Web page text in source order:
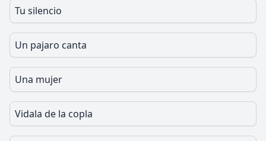
Tu silencio
Un pajaro canta
Una mujer
Vidala de la copla